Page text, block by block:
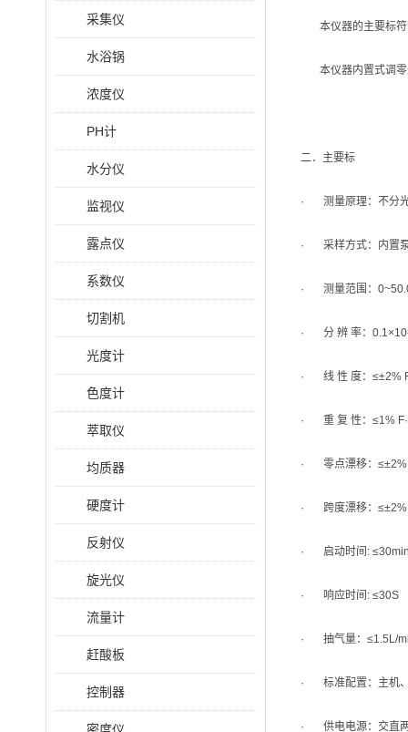
采集仪
水浴锅
浓度仪
PH计
水分仪
监视仪
露点仪
系数仪
切割机
光度计
色度计
萃取仪
均质器
硬度计
反射仪
旋光仪
流量计
赶酸板
控制器
本仪器的主要标符
本仪器内置式调零
二．主要标
· 测量原理：不分光
· 采样方式：内置
· 测量范围：
· 分 辨 率：
· 线 性 度：≤±2%
· 重 复 性：≤1%
· 零点漂移：≤±2%
· 跨度漂移：≤±2%
· 启动时间:
· 响应时间: ≤30S
· 抽气量：≤1.5L/
· 标准配置：主机、
· 供电电源：交直